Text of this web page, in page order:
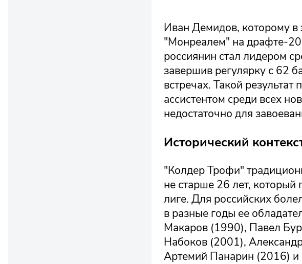
Иван Демидов, которому в
"Монреалем" на драфте-
россиянин стал лидером
завершив регулярку с 62
встречах. Такой
ассистентом среди всех
недостаточно для
Исторический
"Колдер Трофи"
не старше 26 лет,
лиге. Для российских
в разные годы ее
Макаров (1990), Павел
Набоков (2001),
Артемий Панарин (2016)